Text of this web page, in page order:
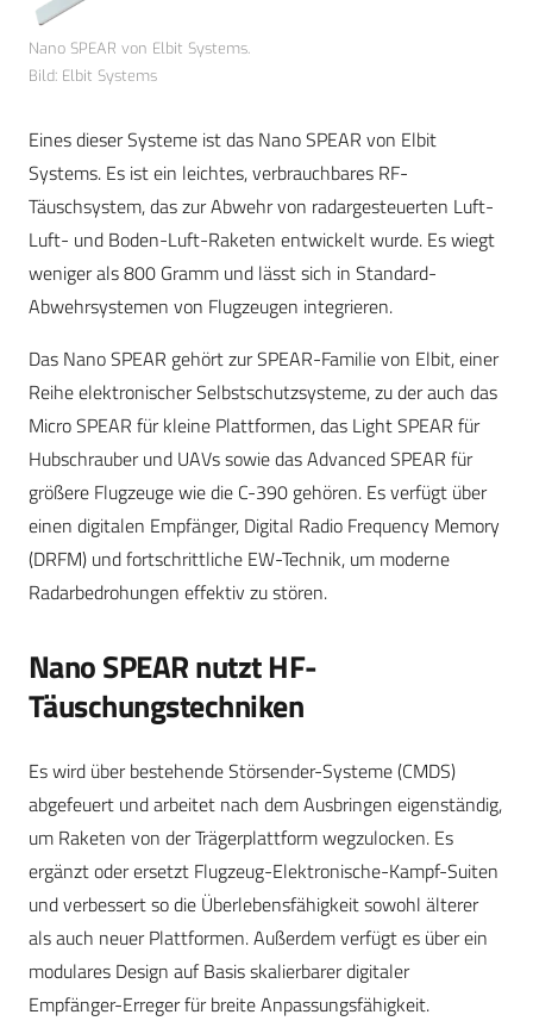
Nano SPEAR von Elbit Systems.
Bild: Elbit Systems
Eines dieser Systeme ist das Nano SPEAR von Elbit
Systems. Es ist ein leichtes, verbrauchbares RF-
Täuschsystem, das zur Abwehr von radargesteuerten Luft-
Luft- und Boden-Luft-Raketen entwickelt wurde. Es wiegt
weniger als 800 Gramm und lässt sich in Standard-
Abwehrsystemen von Flugzeugen integrieren.
Das Nano SPEAR gehört zur SPEAR-Familie von Elbit, einer
Reihe elektronischer Selbstschutzsysteme, zu der auch das
Micro SPEAR für kleine Plattformen, das Light SPEAR für
Hubschrauber und UAVs sowie das Advanced SPEAR für
größere Flugzeuge wie die C-390 gehören. Es verfügt über
einen digitalen Empfänger, Digital Radio Frequency Memory
(DRFM) und fortschrittliche EW-Technik, um moderne
Radarbedrohungen effektiv zu stören.
Nano SPEAR nutzt HF-
Täuschungstechniken
Es wird über bestehende Störsender-Systeme (CMDS)
abgefeuert und arbeitet nach dem Ausbringen eigenständig,
um Raketen von der Trägerplattform wegzulocken. Es
ergänzt oder ersetzt Flugzeug-Elektronische-Kampf-Suiten
und verbessert so die Überlebensfähigkeit sowohl älterer
als auch neuer Plattformen. Außerdem verfügt es über ein
modulares Design auf Basis skalierbarer digitaler
Empfänger-Erreger für breite Anpassungsfähigkeit.